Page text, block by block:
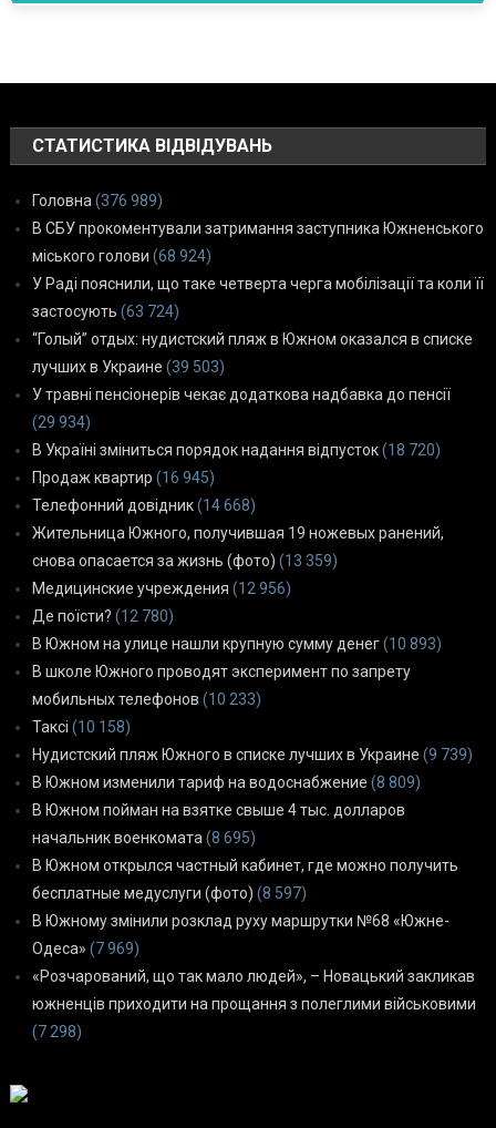
СТАТИСТИКА ВІДВІДУВАНЬ
Головна (376 989)
В СБУ прокоментували затримання заступника Южненського
міського голови (68 924)
У Раді пояснили, що таке четверта черга мобілізації та коли її
застосують (63 724)
“Голый” отдых: нудистский пляж в Южном оказался в списке
лучших в Украине (39 503)
У травні пенсіонерів чекає додаткова надбавка до пенсії
(29 934)
В Україні зміниться порядок надання відпусток(18 720)
Продаж квартир (16 945)
Телефонний довідник(14 668)
Жительница Южного, получившая 19 ножевых ранений,
снова опасается за жизнь (фото) (13 359)
Медицинские учреждения (12 956)
Де поїсти? (12 780)
В Южном на улице нашли крупную сумму денег(10 893)
В школе Южного проводят эксперимент по запрету
мобильных телефонов (10 233)
Таксі (10 158)
Нудистский пляж Южного в списке лучших в Украине (9 739)
В Южном изменили тариф на водоснабжение (8 809)
В Южном пойман на взятке свыше 4 тыс. долларов
начальник военкомата (8 695)
В Южном открылся частный кабинет, где можно получить
бесплатные медуслуги (фото) (8 597)
В Южному змінили розклад руху маршрутки №68 «Южне-
Одеса» (7 969)
«Розчарований, що так мало людей», – Новацький закликав
южненців приходити на прощання з полеглими військовими
(7 298)